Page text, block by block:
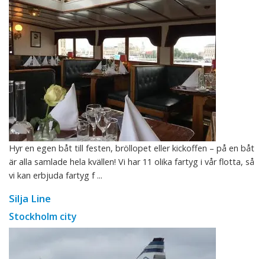
Hyr en egen båt till festen, bröllopet eller kickoffen – på en båt
är alla samlade hela kvällen! Vi har 11 olika fartyg i vår flotta, så
vi kan erbjuda fartyg f ...
Silja Line
Stockholm city